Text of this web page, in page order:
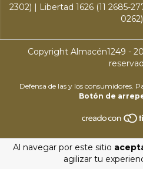
Al navegar por este sitio
agilizar tu
2302) | Libertad 1626 (11 2685-
0262)
Copyright Almacén1249 -
Defensa de las y los consumidores.
Botón de